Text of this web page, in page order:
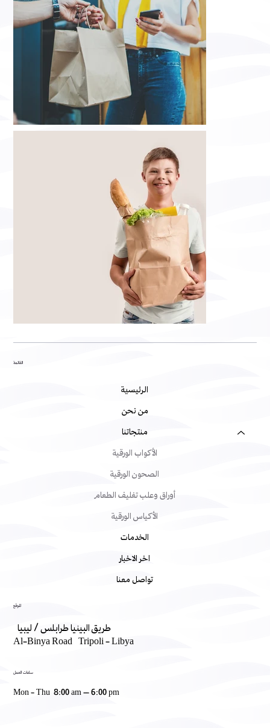
القائمة
الرئيسية
من نحن
منتجاتنا
الأكواب الورقية
الصحون الورقية
أوراق وعلب تغليف الطعام
الأكياس الورقية
الخدمات
اخر الاخبار
تواصل معنا
الموقع
Al-Binya Road Tripoli - Libya
ساعات العمل
Mon - Thu 8:00 am – 6:00 pm